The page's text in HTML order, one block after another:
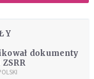
dokumenty